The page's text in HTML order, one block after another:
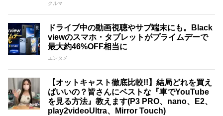
クルマ
ドライブ中の動画視聴やサブ端末にも。Black
viewのスマホ・タブレットがプライムデーで
最大約46%OFF相当に
エンタメ
【オットキャスト徹底比較!!】結局どれを買え
ばいいの？皆さんにベストな『車でYouTube
を見る方法』教えます(P3 PRO、nano、E2、
play2videoUltra、Mirror Touch)